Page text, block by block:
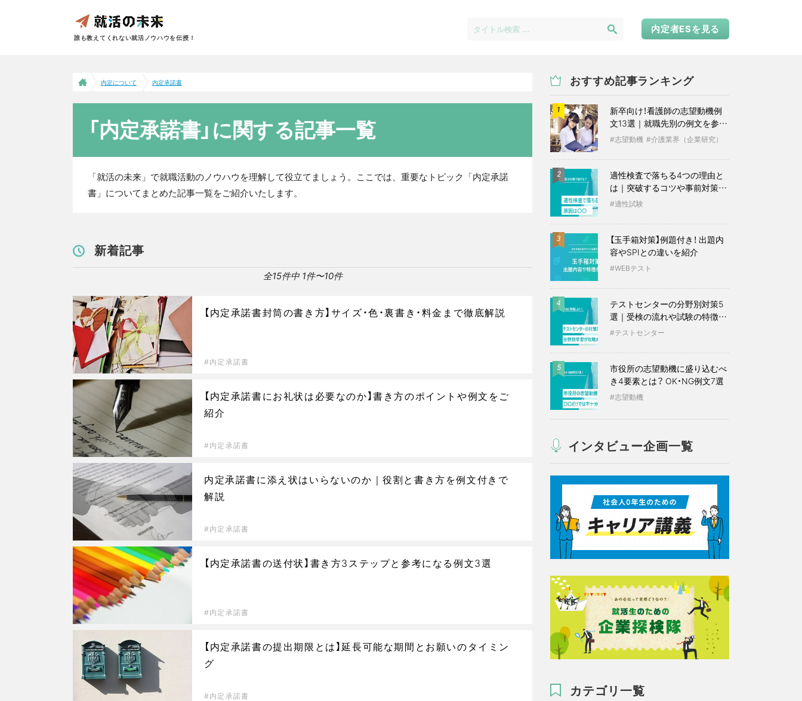
誰も教えてくれない就活ノウハウを伝授！
内定者ESを見る
内定について 内定承諾書
「内定承諾書」に関する記事一覧
「就活の未来」で就職活動のノウハウを理解して役立てましょう。ここでは、重要なトピック「内定承諾
書」についてまとめた記事一覧をご紹介いたします。
新着記事
全15件中 1件〜10件
【内定承諾書封筒の書き方】サイズ・色・裏書き・料金まで徹底解説
内定承諾書
【内定承諾書にお礼状は必要なのか】書き方のポイントや例文をご
紹介
内定承諾書
内定承諾書に添え状はいらないのか｜役割と書き方を例文付きで
解説
内定承諾書
【内定承諾書の送付状】書き方3ステップと参考になる例文3選
内定承諾書
【内定承諾書の提出期限とは】延長可能な期間とお願いのタイミン
グ
内定承諾書
おすすめ記事ランキング
1
新卒向け！看護師の志望動機例
文13選｜就職先別の例文を参考
に志望動機 介護業界（企業研究）
2
適性検査で落ちる4つの理由と
は｜突破するコツや事前対策も
紹介
適性試験
3
【玉手箱対策】例題付き！ 出題内
容やSPIとの違いを紹介
WEBテスト
4
テストセンターの分野別対策5
選｜受検の流れや試験の特徴も
紹介
テストセンター
5
市役所の志望動機に盛り込むべ
き4要素とは？ OK・NG例文7選
志望動機
インタビュー企画一覧
カテゴリ一覧